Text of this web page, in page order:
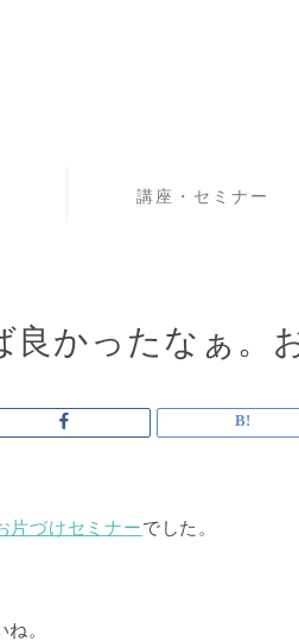
講座・セミナー
良かったなぁ。
片づけセミナーでした。
。